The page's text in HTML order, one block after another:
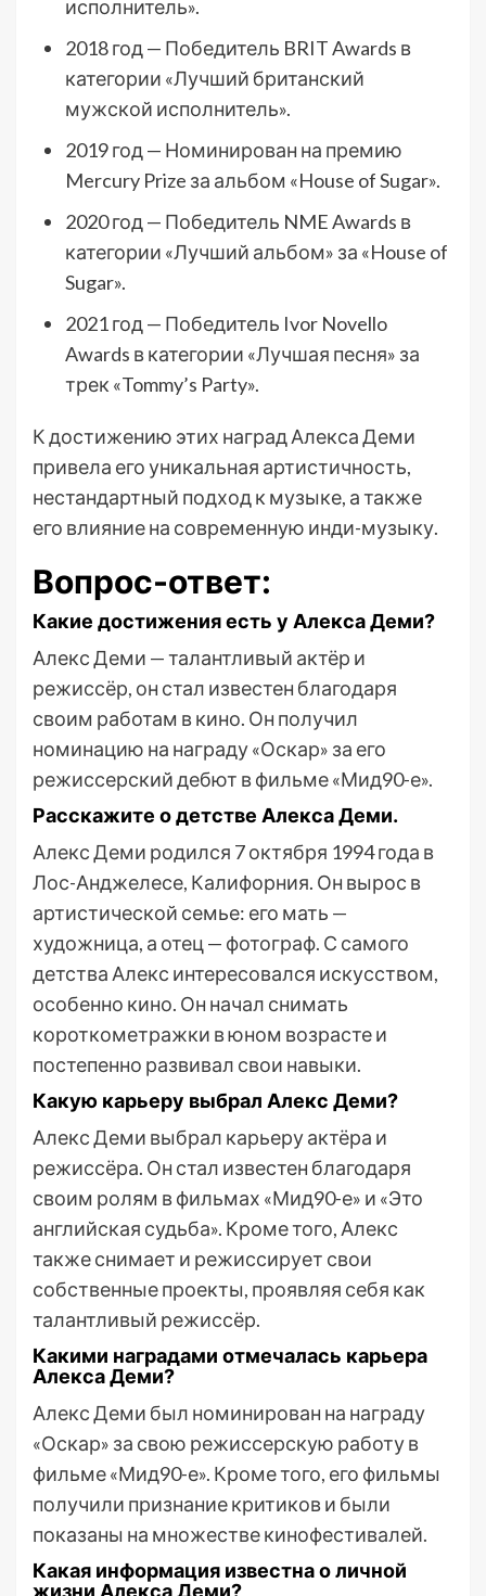
исполнитель».
2018 год — Победитель BRIT Awards в
категории «Лучший британский
мужской исполнитель».
2019 год — Номинирован на премию
Mercury Prize за альбом «House of Sugar».
2020 год — Победитель NME Awards в
категории «Лучший альбом» за «House of
Sugar».
2021 год — Победитель Ivor Novello
Awards в категории «Лучшая песня» за
трек «Tommy’s Party».
К достижению этих наград Алекса Деми
привела его уникальная артистичность,
нестандартный подход к музыке, а также
его влияние на современную инди-музыку.
Вопрос-ответ:
Какие достижения есть у Алекса Деми?
Алекс Деми — талантливый актёр и
режиссёр, он стал известен благодаря
своим работам в кино. Он получил
номинацию на награду «Оскар» за его
режиссерский дебют в фильме «Мид90-е».
Расскажите о детстве Алекса Деми.
Алекс Деми родился 7 октября 1994 года в
Лос-Анджелесе, Калифорния. Он вырос в
артистической семье: его мать —
художница, а отец — фотограф. С самого
детства Алекс интересовался искусством,
особенно кино. Он начал снимать
короткометражки в юном возрасте и
постепенно развивал свои навыки.
Какую карьеру выбрал Алекс Деми?
Алекс Деми выбрал карьеру актёра и
режиссёра. Он стал известен благодаря
своим ролям в фильмах «Мид90-е» и «Это
английская судьба». Кроме того, Алекс
также снимает и режиссирует свои
собственные проекты, проявляя себя как
талантливый режиссёр.
Какими наградами отмечалась карьера
Алекса Деми?
Алекс Деми был номинирован на награду
«Оскар» за свою режиссерскую работу в
фильме «Мид90-е». Кроме того, его фильмы
получили признание критиков и были
показаны на множестве кинофестивалей.
Какая информация известна о личной
жизни Алекса Деми?